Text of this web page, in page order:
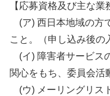
【応募資格及び主な業
(ア) 西日本地域の方
こと。（申し込み後の
(イ) 障害者サービス
関心をもち、委員会活
(ウ) メーリングリス